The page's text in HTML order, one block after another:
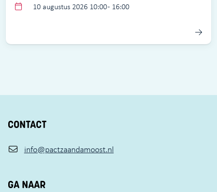
10 augustus 2026 10:00 - 16:00
CONTACT
info@pactzaandamoost.nl
GA NAAR